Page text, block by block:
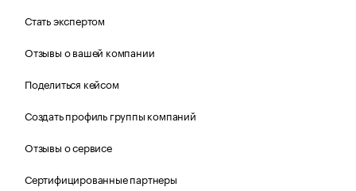
Стать экспертом
Отзывы о вашей компании
Поделиться кейсом
Создать профиль группы компаний
Отзывы о сервисе
Сертифицированные партнеры